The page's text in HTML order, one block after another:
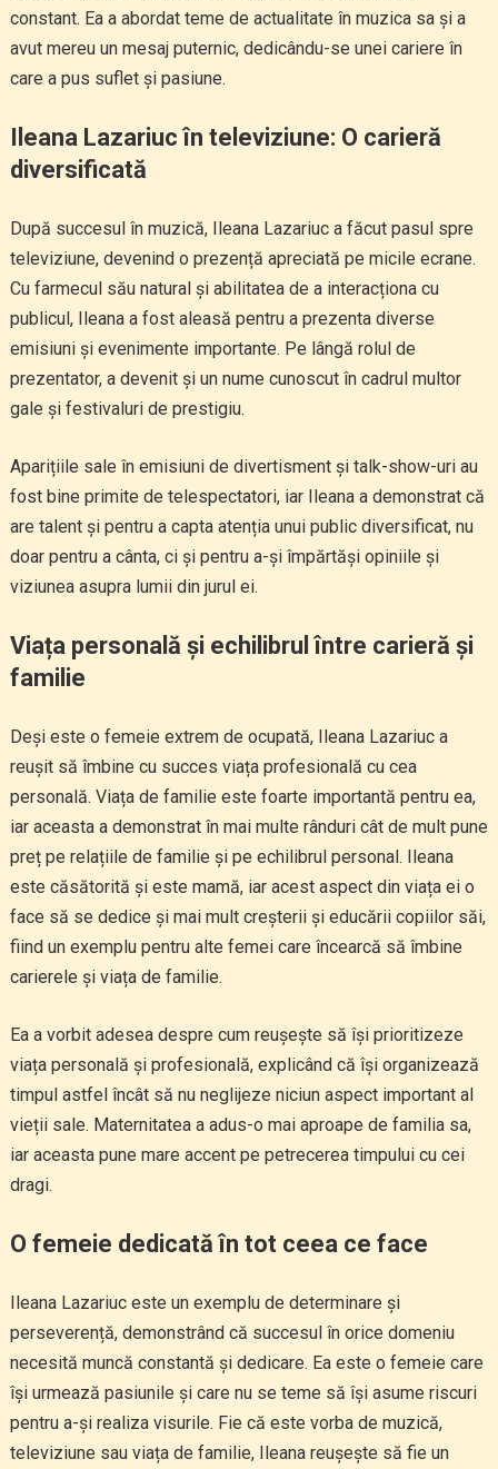
constant. Ea a abordat teme de actualitate în muzica sa și a
avut mereu un mesaj puternic, dedicându-se unei cariere în
care a pus suflet și pasiune.
Ileana Lazariuc în televiziune: O carieră
diversificată
După succesul în muzică, Ileana Lazariuc a făcut pasul spre
televiziune, devenind o prezență apreciată pe micile ecrane.
Cu farmecul său natural și abilitatea de a interacționa cu
publicul, Ileana a fost aleasă pentru a prezenta diverse
emisiuni și evenimente importante. Pe lângă rolul de
prezentator, a devenit și un nume cunoscut în cadrul multor
gale și festivaluri de prestigiu.
Aparițiile sale în emisiuni de divertisment și talk-show-uri au
fost bine primite de telespectatori, iar Ileana a demonstrat că
are talent și pentru a capta atenția unui public diversificat, nu
doar pentru a cânta, ci și pentru a-și împărtăși opiniile și
viziunea asupra lumii din jurul ei.
Viața personală și echilibrul între carieră și
familie
Deși este o femeie extrem de ocupată, Ileana Lazariuc a
reușit să îmbine cu succes viața profesională cu cea
personală. Viața de familie este foarte importantă pentru ea,
iar aceasta a demonstrat în mai multe rânduri cât de mult pune
preț pe relațiile de familie și pe echilibrul personal. Ileana
este căsătorită și este mamă, iar acest aspect din viața ei o
face să se dedice și mai mult creșterii și educării copiilor săi,
fiind un exemplu pentru alte femei care încearcă să îmbine
carierele și viața de familie.
Ea a vorbit adesea despre cum reușește să își prioritizeze
viața personală și profesională, explicând că își organizează
timpul astfel încât să nu neglijeze niciun aspect important al
vieții sale. Maternitatea a adus-o mai aproape de familia sa,
iar aceasta pune mare accent pe petrecerea timpului cu cei
dragi.
O femeie dedicată în tot ceea ce face
Ileana Lazariuc este un exemplu de determinare și
perseverență, demonstrând că succesul în orice domeniu
necesită muncă constantă și dedicare. Ea este o femeie care
își urmează pasiunile și care nu se teme să își asume riscuri
pentru a-și realiza visurile. Fie că este vorba de muzică,
televiziune sau viața de familie, Ileana reușește să fie un